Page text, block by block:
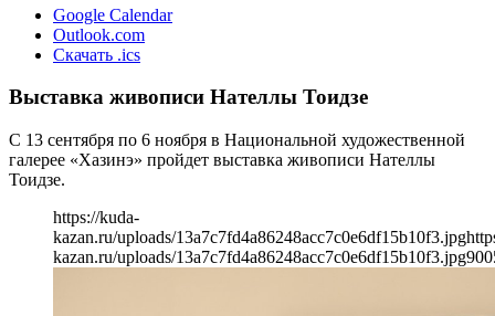
Google Calendar
Outlook.com
Скачать .ics
Выставка живописи Нателлы Тоидзе
С 13 сентября по 6 ноября в Национальной художественной
галерее «Хазинэ» пройдет выставка живописи Нателлы
Тоидзе.
https://kuda-
kazan.ru/uploads/13a7c7fd4a86248acc7c0e6df15b10f3.jpg
kazan.ru/uploads/13a7c7fd4a86248acc7c0e6df15b10f3.jpg900